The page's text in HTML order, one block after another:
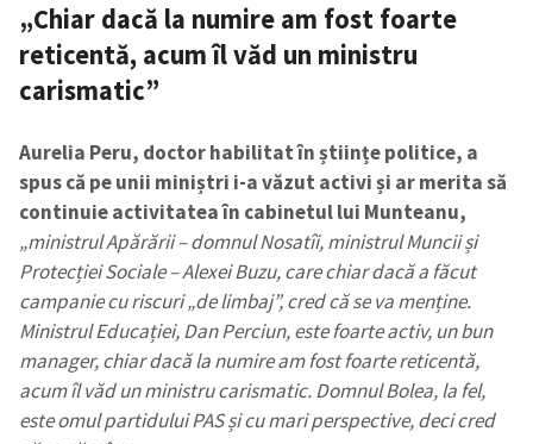
„Chiar dacă la numire am fost foarte
reticentă, acum îl văd un ministru
carismatic”
Aurelia Peru, doctor habilitat în științe politice, a
spus că pe unii miniștri i-a văzut activi și ar merita să
continuie activitatea în cabinetul lui Munteanu,
„ministrul Apărării – domnul Nosatîi, ministrul Muncii și
Protecției Sociale – Alexei Buzu, care chiar dacă a făcut
campanie cu riscuri „de limbaj”, cred că se va menține.
Ministrul Educației, Dan Perciun, este foarte activ, un bun
manager, chiar dacă la numire am fost foarte reticentă,
acum îl văd un ministru carismatic. Domnul Bolea, la fel,
este omul partidului PAS și cu mari perspective, deci cred